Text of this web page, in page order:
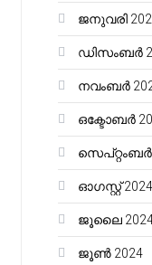
ജനുവരി
ഡിസംബർ
നവംബർ
ഒക്ടോബർ
സെപ്റ്റംബർ
ഓഗസ്റ്റ്‌ 2024
ജൂലൈ
ജൂൺ 2024